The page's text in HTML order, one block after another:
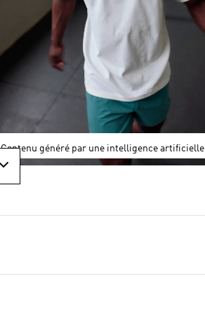
Contenu généré par une intelligence artificielle